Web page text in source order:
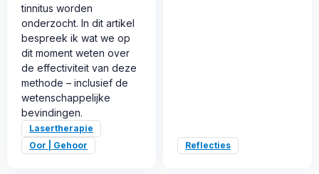
tinnitus worden
onderzocht. In dit artikel
bespreek ik wat we op
dit moment weten over
de effectiviteit van deze
methode – inclusief de
wetenschappelijke
bevindingen.
Lasertherapie
Oor | Gehoor
Reflecties